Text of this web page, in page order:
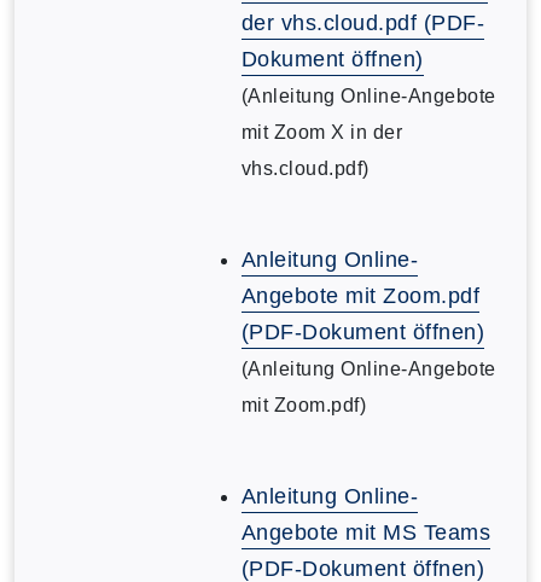
der vhs.cloud.pdf (PDF-
Dokument öffnen)
(Anleitung Online-Angebote
mit Zoom X in der
vhs.cloud.pdf)
Anleitung Online-
Angebote mit Zoom.pdf
(PDF-Dokument öffnen)
(Anleitung Online-Angebote
mit Zoom.pdf)
Anleitung Online-
Angebote mit MS Teams
(PDF-Dokument öffnen)